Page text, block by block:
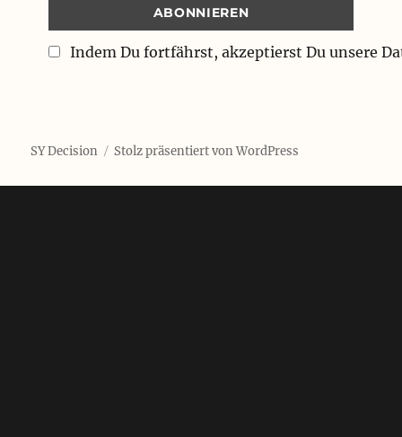
Indem Du fortfährst, akzeptierst Du unsere
SY Decision Stolz präsentiert von WordPress